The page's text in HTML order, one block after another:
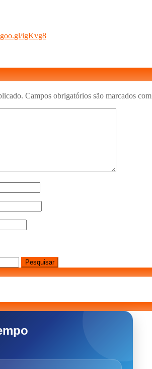
igKvg8
Campos obrigatórios são marcados com